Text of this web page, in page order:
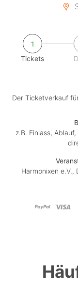
1
Tickets
Der Ticketverkauf
z.B. Einlass,
Harmonixen